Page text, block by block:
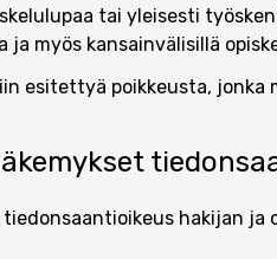
tai yleisesti
ja myös kansainvälisillä
esitettyä poikkeusta, jonka
hakijan ja